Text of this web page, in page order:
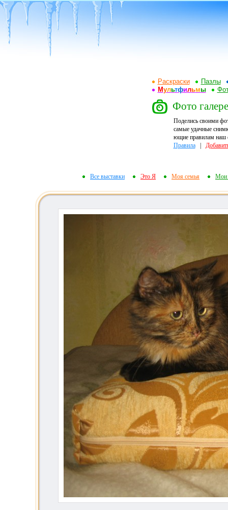
Раскраски
Пазлы
Мультфильмы
Фото
Поделись своими
самые удачные
ющие правилам наш
Правила|
Все выставки Это Я Моя семья Мои